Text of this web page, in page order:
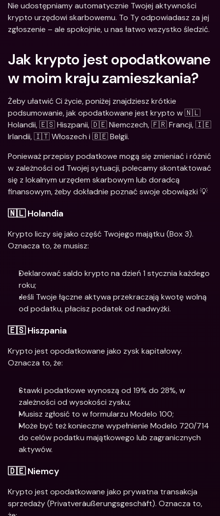
Nie udostępniamy automatycznie Twojej aktywności
krypto urzędowi skarbowemu. To Ty odpowiadasz za jej
zgłoszenie – ale spokojnie, u nas łatwo wszystko śledzić.
Jak krypto jest opodatkowane
w moim kraju zamieszkania?
Żeby ułatwić Ci życie, poniżej znajdziesz krótkie
podsumowanie, jak opodatkowane jest krypto w 🇳🇱
Holandii, 🇪🇸 Hiszpanii, 🇩🇪 Niemczech, 🇫🇷 Francji, 🇮🇪
Irlandii, 🇮🇹 Włoszech i 🇧🇪 Belgii.
Ponieważ przepisy podatkowe mogą się zmieniać i różnić
w zależności od Twojej sytuacji, polecamy skontaktować
się z lokalnym urzędem skarbowym lub doradcą
finansowym, żeby dokładnie poznać swoje obowiązki 💡
🇳🇱 Holandia
Krypto liczy się jako część Twojego majątku (Box 3).
Oznacza to, że musisz:
Deklarować saldo krypto na dzień 1 stycznia każdego
roku;
Jeśli Twoje łączne aktywa przekraczają kwotę wolną
od podatku, płacisz podatek od nadwyżki.
🇪🇸 Hiszpania
Krypto jest opodatkowane jako zysk kapitałowy.
Oznacza to, że:
Stawki podatkowe wynoszą od 19% do 28%, w
zależności od wysokości zysku;
Musisz zgłosić to w formularzu Modelo 100;
Może być też konieczne wypełnienie Modelo 720/714
do celów podatku majątkowego lub zagranicznych
aktywów.
🇩🇪 Niemcy
Krypto jest opodatkowane jako prywatna transakcja
sprzedaży (Privatveräußerungsgeschäft). Oznacza to,